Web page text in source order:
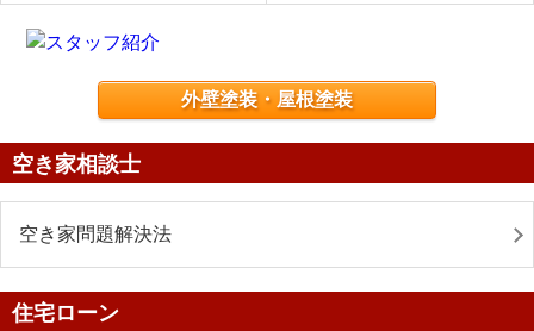
外壁塗装・屋根塗装
空き家相談士
空き家問題解決法
住宅ローン